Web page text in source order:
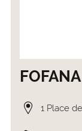
1 Place